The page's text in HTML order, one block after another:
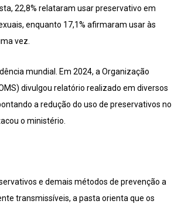
22,8% relataram usar preservativo em
enquanto 17,1% afirmaram usar às
vez.
mundial. Em 2024, a Organização
divulgou relatório realizado em diversos
a redução do uso de preservativos no
o ministério.
e demais métodos de prevenção a
transmissíveis, a pasta orienta que os